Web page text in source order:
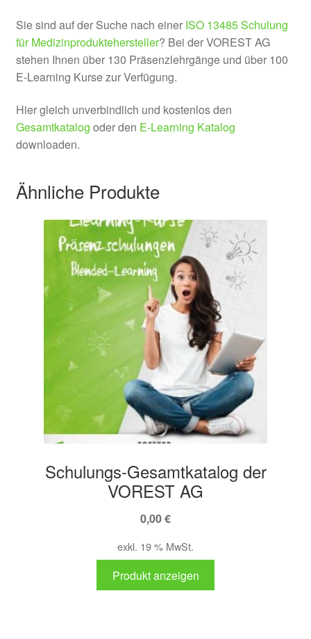
Sie sind auf der Suche nach einer ISO 13485 Schulung
für Medizinproduktehersteller? Bei der VOREST AG
stehen Ihnen über 130 Präsenzlehrgänge und über 100
E-Learning Kurse zur Verfügung.
Hier gleich unverbindlich und kostenlos den
Gesamtkatalog oder den E-Learning Katalog
downloaden.
Ähnliche Produkte
Schulungs-Gesamtkatalog der
VOREST AG
0,00€
exkl. 19 % MwSt.
Produkt anzeigen